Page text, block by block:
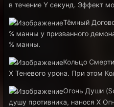
в течение Y секунд. Эффект
Тёмный
% манны у призванного
% манны.
Кольцо
X Теневого урона. При этом
Огонь Души
душу противника, нанося Х